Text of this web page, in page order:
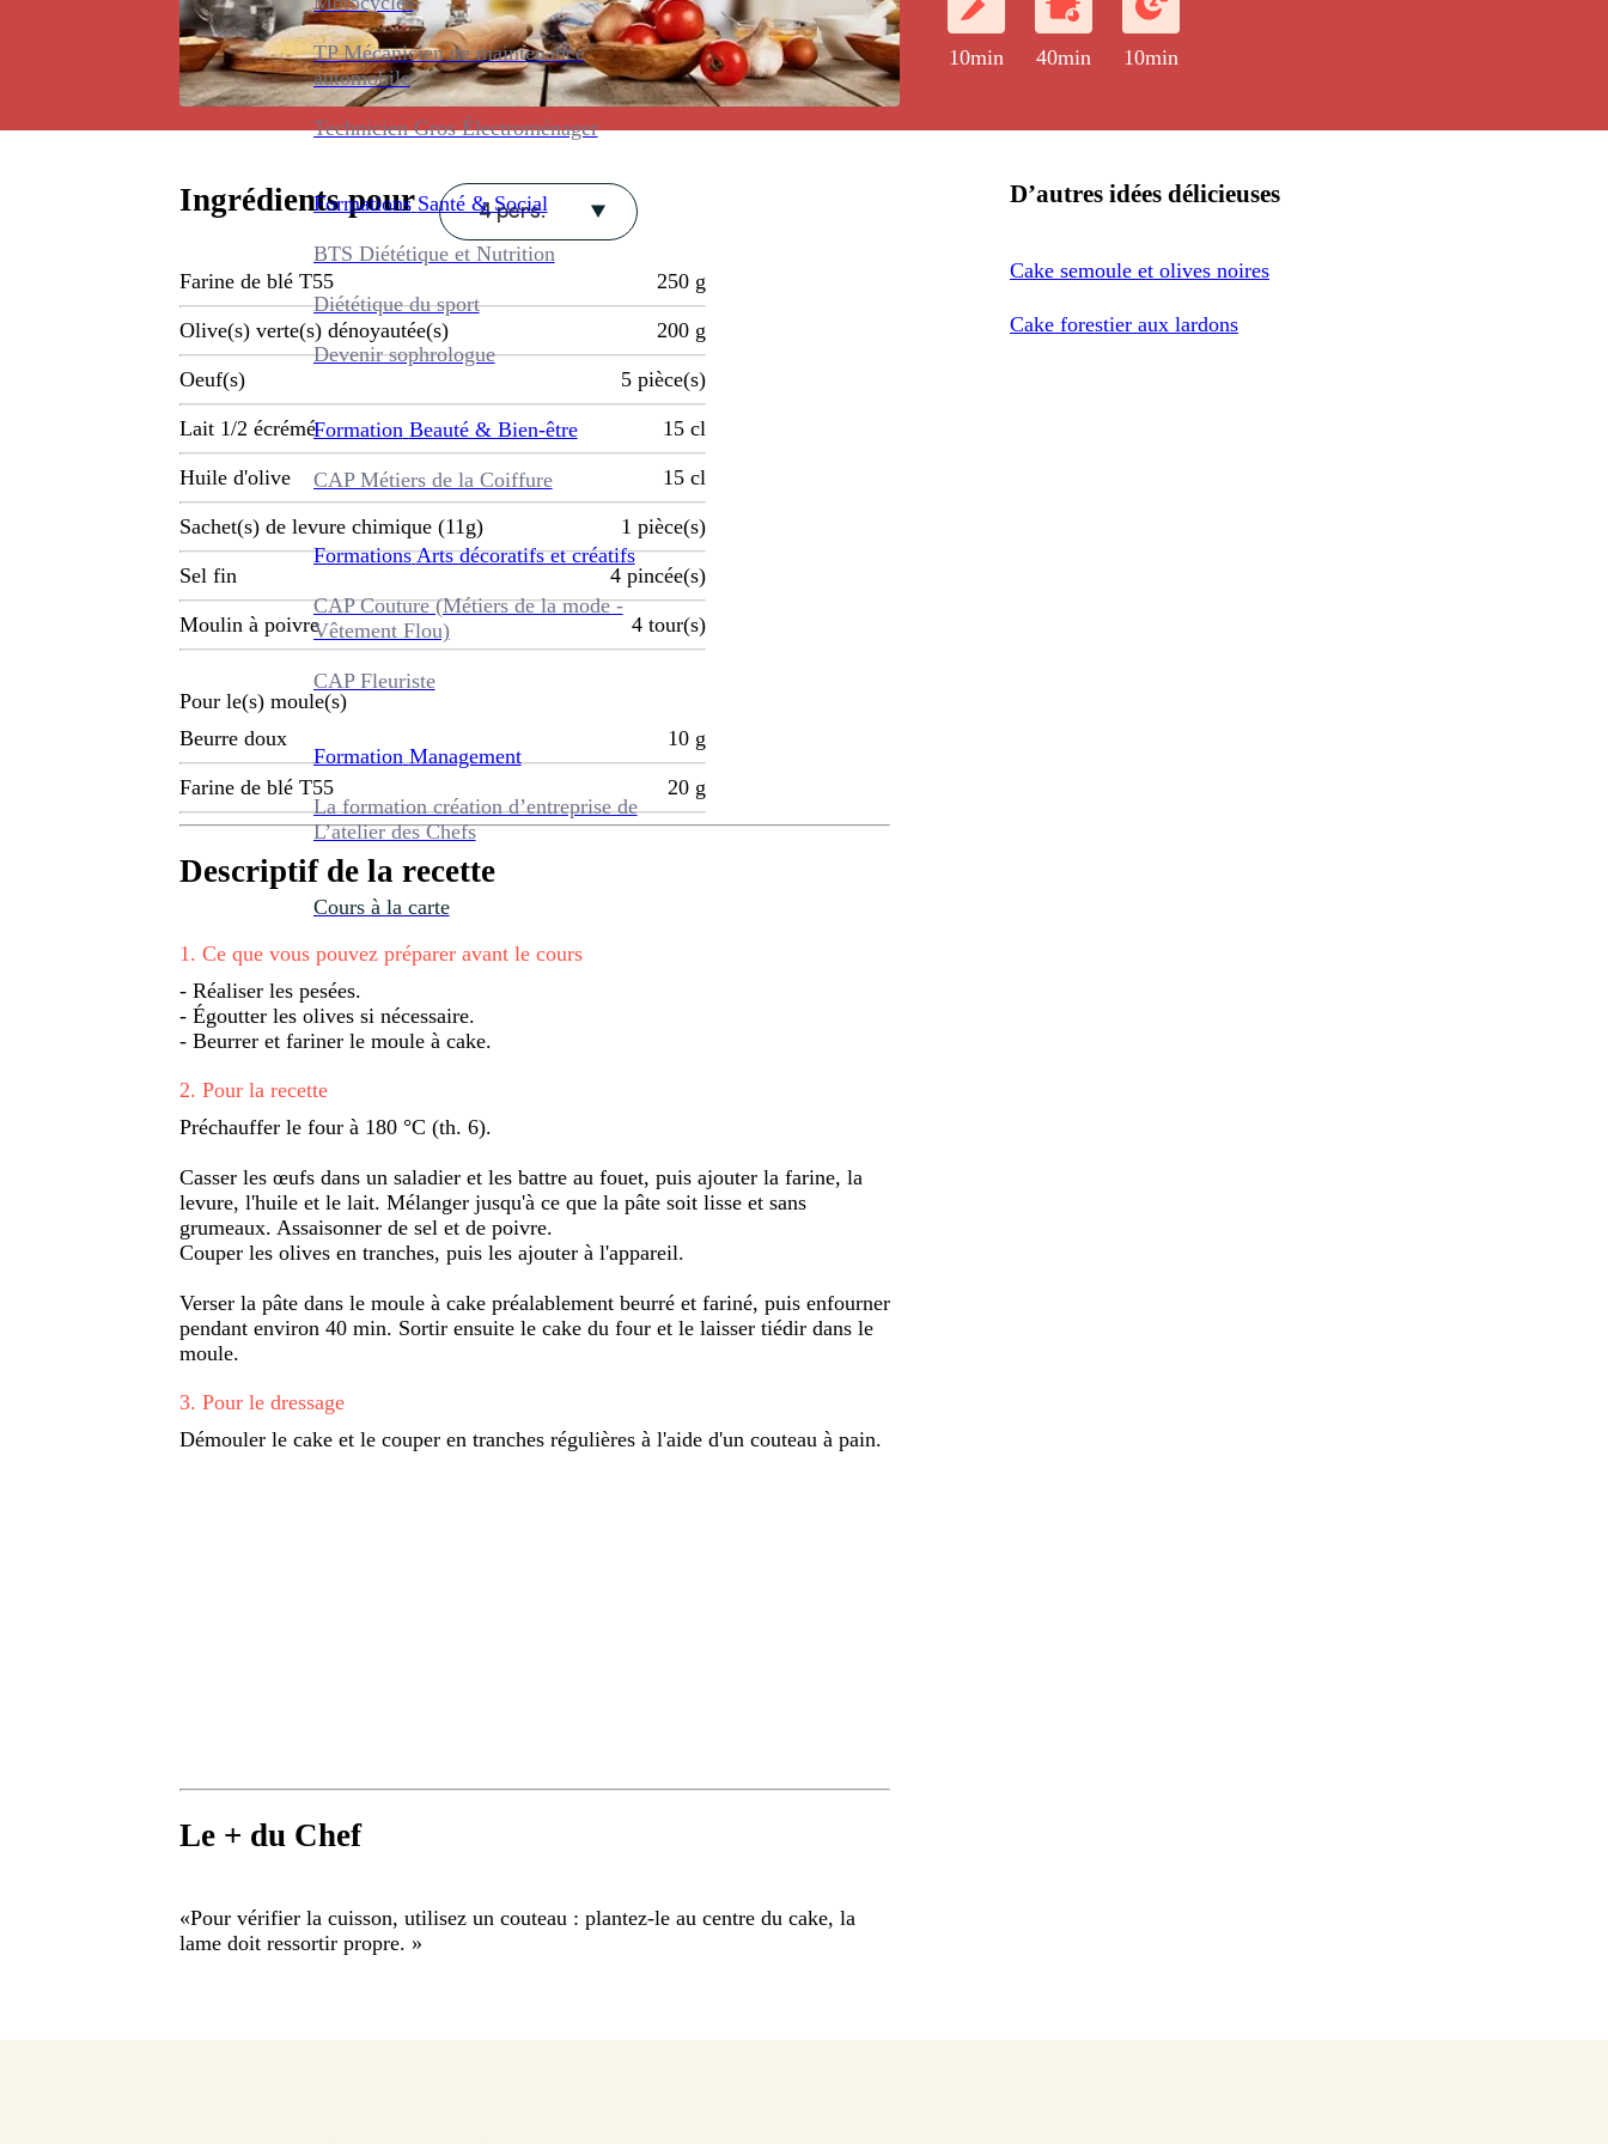
TP Mécanicien de maintenance
automobile
Technicien Gros Électroménager
Formations Santé & Social
BTS Diététique et Nutrition
Diététique du sport
Devenir sophrologue
Formation Beauté & Bien-être
CAP Métiers de la Coiffure
Formations Arts décoratifs et créatifs
CAP Couture (Métiers de la mode -
Vêtement Flou)
CAP Fleuriste
Formation Management
La formation création d’entreprise de
L’atelier des Chefs
Cours à la carte
10min 40min 10min
Ingrédients pour 4 pers.
Farine de blé T55 250 g
Olive(s) verte(s) dénoyautée(s) 200 g
Oeuf(s) 5 pièce(s)
Lait 1/2 écrémé 15 cl
Huile d'olive 15 cl
Sachet(s) de levure chimique (11g) 1 pièce(s)
Sel fin 4 pincée(s)
Moulin à poivre 4 tour(s)
Pour le(s) moule(s)
Beurre doux
10 g
Farine de blé T55 20 g
Descriptif de la recette
1 . Ce que vous pouvez préparer avant le cours
- Réaliser les pesées.
- Égoutter les olives si nécessaire.
- Beurrer et fariner le moule à cake.
2. Pour la recette
Préchauffer le four à 180 °C (th. 6).
Casser les œufs dans un saladier et les battre au fouet, puis ajouter la farine, la
levure, l'huile et le lait. Mélanger jusqu'à ce que la pâte soit lisse et sans
grumeaux. Assaisonner de sel et de poivre.
Couper les olives en tranches, puis les ajouter à l'appareil.
Verser la pâte dans le moule à cake préalablement beurré et fariné, puis enfourner
pendant environ 40 min. Sortir ensuite le cake du four et le laisser tiédir dans le
moule.
3. Pour le dressage
Démouler le cake et le couper en tranches régulières à l'aide d'un couteau à pain.
Le + du Chef
«Pour vérifier la cuisson, utilisez un couteau : plantez-le au centre du cake, la
lame doit ressortir propre. »
D’autres idées délicieuses
Cake semoule et olives noires
Cake forestier aux lardons